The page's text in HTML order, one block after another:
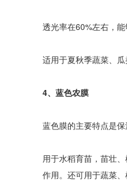
透光率在60%左右，
适用于夏秋季蔬菜、瓜
4、蓝色农膜
蓝色膜的主要特点是
用于水稻育苗，苗壮
作用。还可用于蔬菜